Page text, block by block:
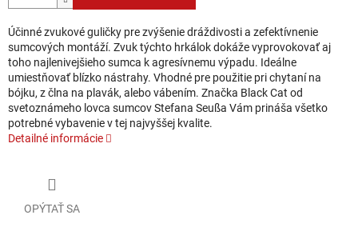
Účinné zvukové guličky pre zvýšenie dráždivosti a zefektívnenie
sumcových montáží. Zvuk týchto hrkálok dokáže vyprovokovať aj
toho najlenivejšieho sumca k agresívnemu výpadu. Ideálne
umiestňovať blízko nástrahy. Vhodné pre použitie pri chytaní na
bójku, z člna na plavák, alebo vábením. Značka Black Cat od
svetoznámeho lovca sumcov Stefana Seußa Vám prináša všetko
potrebné vybavenie v tej najvyššej kvalite.
Detailné informácie
OPÝTAŤ SA